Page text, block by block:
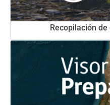
Recopilación